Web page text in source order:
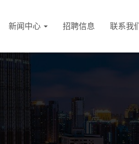
新闻中心 招聘信息 联系我们